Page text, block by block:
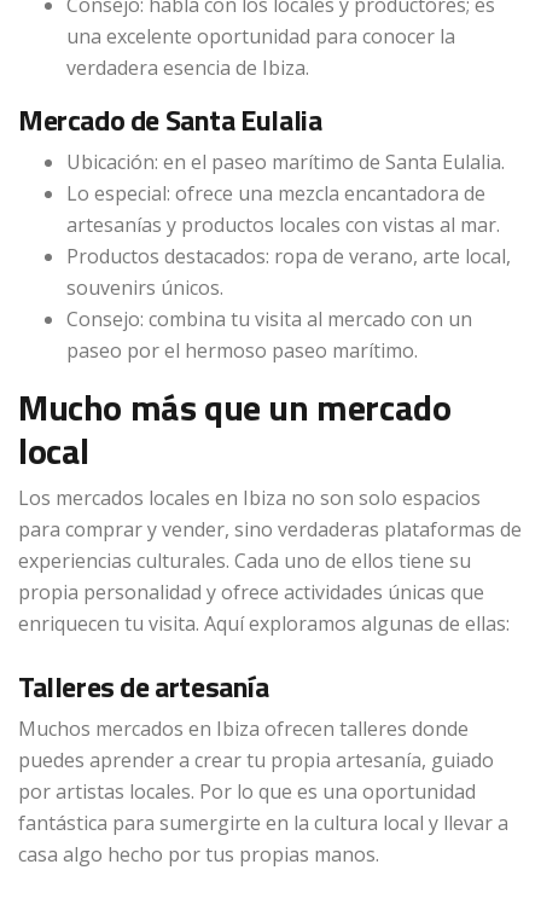
una excelente oportunidad para conocer la
verdadera esencia de Ibiza.
Mercado de Santa Eulalia
Ubicación: en el paseo marítimo de Santa Eulalia.
Lo especial: ofrece una mezcla encantadora de
artesanías y productos locales con vistas al mar.
Productos destacados: ropa de verano, arte local,
souvenirs únicos.
Consejo: combina tu visita al mercado con un
paseo por el hermoso paseo marítimo.
Mucho más que un mercado
local
Los mercados locales en Ibiza no son solo espacios
para comprar y vender, sino verdaderas plataformas de
experiencias culturales. Cada uno de ellos tiene su
propia personalidad y ofrece actividades únicas que
enriquecen tu visita. Aquí exploramos algunas de ellas:
Talleres de artesanía
Muchos mercados en Ibiza ofrecen talleres donde
puedes aprender a crear tu propia artesanía, guiado
por artistas locales. Por lo que es una oportunidad
fantástica para sumergirte en la cultura local y llevar a
casa algo hecho por tus propias manos.